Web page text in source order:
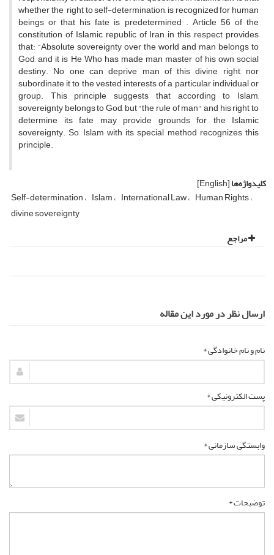
whether the right to self-determination, is recognized for human
beings or that his fate is predetermined . Article 56 of the
constitution of Islamic republic of Iran in this respect provides
that: “Absolute sovereignty over the world and man belongs to
God, and it is He Who has made man master of his own social
destiny. No one can deprive man of this divine right, nor
subordinate it to the vested interests of a particular individual or
group. This principle suggests that according to Islam,
sovereignty belongs to God, but "the rule of man" and his right to
determine its fate may provide grounds for the Islamic
sovereignty. So, Islam with its special method recognizes this
principle.
کلیدواژه‌ها[English]
Self-determination Islam International Law Human Rights
divine sovereignty
مراجع
ارسال نظر در مورد این مقاله
نام و نام خانوادگی *
پست الکترونیکی *
وابستگی سازمانی *
توضیحات *